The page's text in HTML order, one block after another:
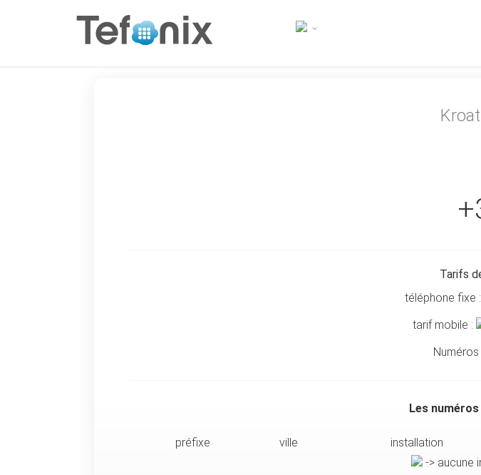
Tarifs
téléphone fixe :
tarif mobile :
Les
préfixe ville installation
-> aucune